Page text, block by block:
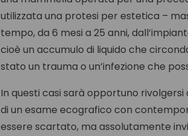
utilizzata una protesi per estetica –
tempo, da 6 mesi a 25 anni,
cioè un accumulo di liquido che
stato un trauma o un’infezione che
In questi casi sarà opportuno
di un esame ecografico con
essere scartato, ma assolutamente